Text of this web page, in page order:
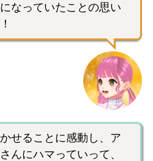
なっていたことの思い
せることに感動し、ア
んにハマっていって、